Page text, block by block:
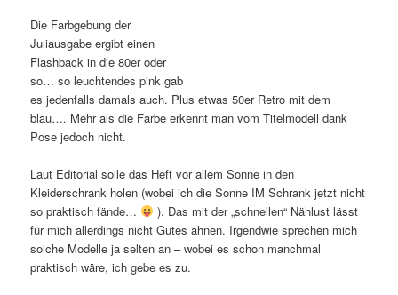
Die Farbgebung der
Juliausgabe ergibt einen
Flashback in die 80er oder
so… so leuchtendes pink gab
es jedenfalls damals auch. Plus etwas 50er Retro mit dem
blau…. Mehr als die Farbe erkennt man vom Titelmodell dank
Pose jedoch nicht.
Laut Editorial solle das Heft vor allem Sonne in den
Kleiderschrank holen (wobei ich die Sonne IM Schrank jetzt nicht
so praktisch fände…
). Das mit der „schnellen“ Nählust lässt
für mich allerdings nicht Gutes ahnen. Irgendwie sprechen mich
solche Modelle ja selten an – wobei es schon manchmal
praktisch wäre, ich gebe es zu.